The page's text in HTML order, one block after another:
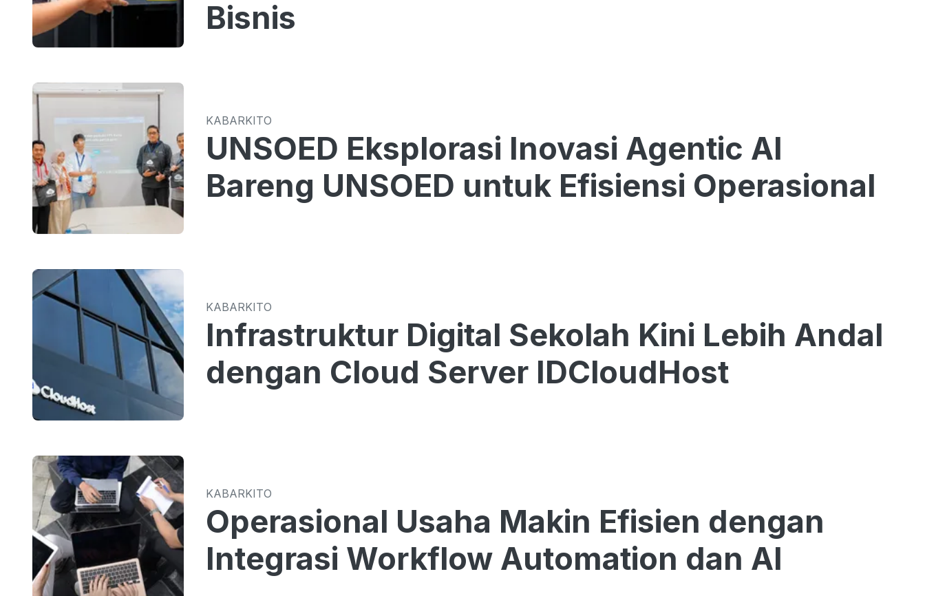
Bisnis
KABARKITO
UNSOED Eksplorasi Inovasi Agentic AI
Bareng UNSOED untuk Efisiensi Operasional
KABARKITO
Infrastruktur Digital Sekolah Kini Lebih Andal
dengan Cloud Server IDCloudHost
KABARKITO
Operasional Usaha Makin Efisien dengan
Integrasi Workflow Automation dan AI